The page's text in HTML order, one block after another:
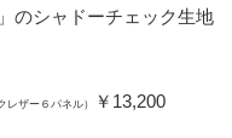
のシャドーチェック生地
レザー６パネル） ￥13,200